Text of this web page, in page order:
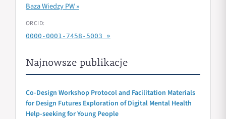
Baza Wiedzy PW »
ORCID:
0000-0001-7458-5003 »
Najnowsze publikacje
Co-Design Workshop Protocol and Facilitation Materials
for Design Futures Exploration of Digital Mental Health
Help-seeking for Young People